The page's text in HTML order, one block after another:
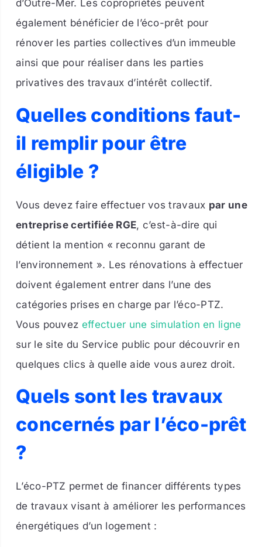
d’Outre-Mer. Les copropriétés peuvent
également bénéficier de l’éco-prêt pour
rénover les parties collectives d’un immeuble
ainsi que pour réaliser dans les parties
privatives des travaux d’intérêt collectif.
Quelles conditions faut-
il remplir pour être
éligible ?
Vous devez faire effectuer vos travaux par une
entreprise certifiée RGE, c’est-à-dire qui
détient la mention « reconnu garant de
l’environnement ». Les rénovations à effectuer
doivent également entrer dans l’une des
catégories prises en charge par l’éco-PTZ.
Vous pouvez effectuer une simulation en ligne
sur le site du Service public pour découvrir en
quelques clics à quelle aide vous aurez droit.
Quels sont les travaux
concernés par l’éco-prêt
?
L’éco-PTZ permet de financer différents types
de travaux visant à améliorer les performances
énergétiques d’un logement :